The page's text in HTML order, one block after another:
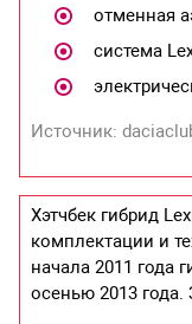
отменная
система
Источник:
Хэтчбек гибрид
комплектации и
начала 2011 года
осенью 2013